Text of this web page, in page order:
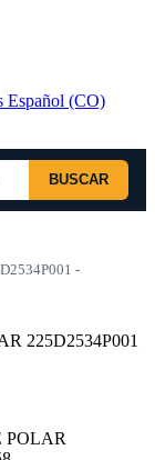
Español (CO)
BUSCAR
-